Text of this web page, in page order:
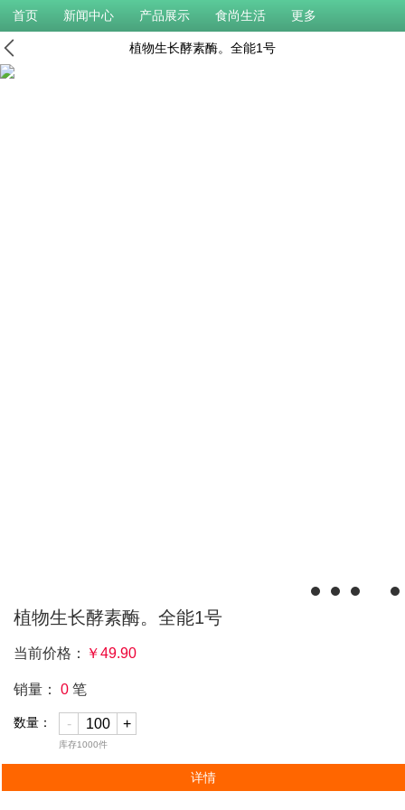
首页 新闻中心 产品展示 食尚生活 更多
植物生长酵素酶。全能1号
植物生长酵素酶。全能1号
当前价格： ￥49.90
销量： 0 笔
数量： - +
库存1000件
详情